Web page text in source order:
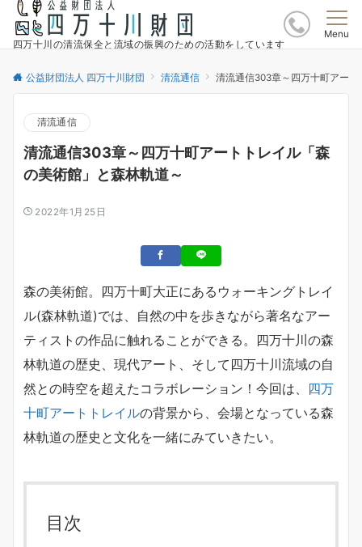
四万十川の清流保全と流域の振興のための活動をしています
Menu
公益財団法人 四万十川財団 清流通信 清流通信303章～四万十町アー
清流通信
清流通信303章～四万十町アートトレイル「森
の美術館」と森林軌道～
2022年1月25日
森の美術館。四万十町大正にあるウォーキングトレイ
ル(森林軌道)では、自然の中を歩きながら著名なアー
ティストの作品に触れることができる。四万十川の森
林軌道の歴史、現代アート、そして四万十川流域の自
然との時空を超えたコラボレーション！今回は、 四万
十町アートトレイルの背景から、会場となっている森
林軌道の歴史と文化を一緒にみていきたい。
目次